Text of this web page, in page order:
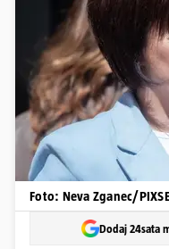
Foto: Neva Zganec/
Dodaj 24sata